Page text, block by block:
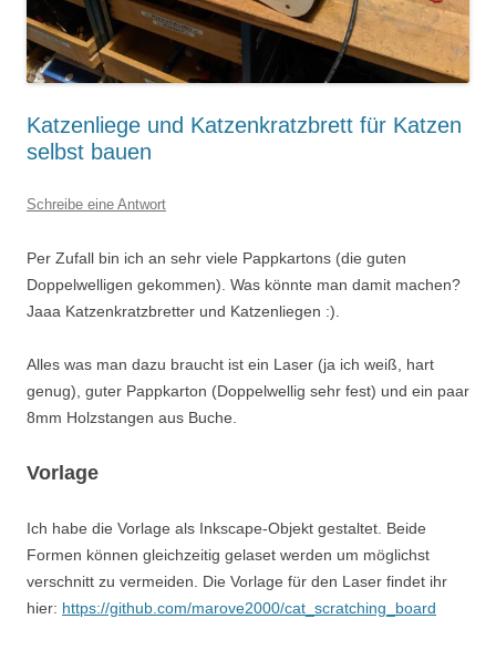
Katzenliege und Katzenkratzbrett für Katzen
selbst bauen
Schreibe eine Antwort
Per Zufall bin ich an sehr viele Pappkartons (die guten
Doppelwelligen gekommen). Was könnte man damit machen?
Jaaa Katzenkratzbretter und Katzenliegen :).
Alles was man dazu braucht ist ein Laser (ja ich weiß, hart
genug), guter Pappkarton (Doppelwellig sehr fest) und ein paar
8mm Holzstangen aus Buche.
Vorlage
Ich habe die Vorlage als Inkscape-Objekt gestaltet. Beide
Formen können gleichzeitig gelaset werden um möglichst
verschnitt zu vermeiden. Die Vorlage für den Laser findet ihr
hier: https://github.com/marove2000/cat_scratching_board